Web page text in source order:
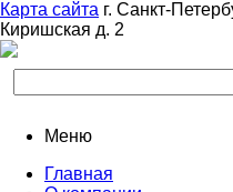
Карта сайта г. Санкт-
Киришская д. 2
Меню
Главная